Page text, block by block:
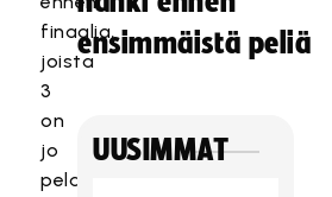
finaalia,
joista
3
on
jo
pelattu
ensimmäistä peliä
UUSIMMAT